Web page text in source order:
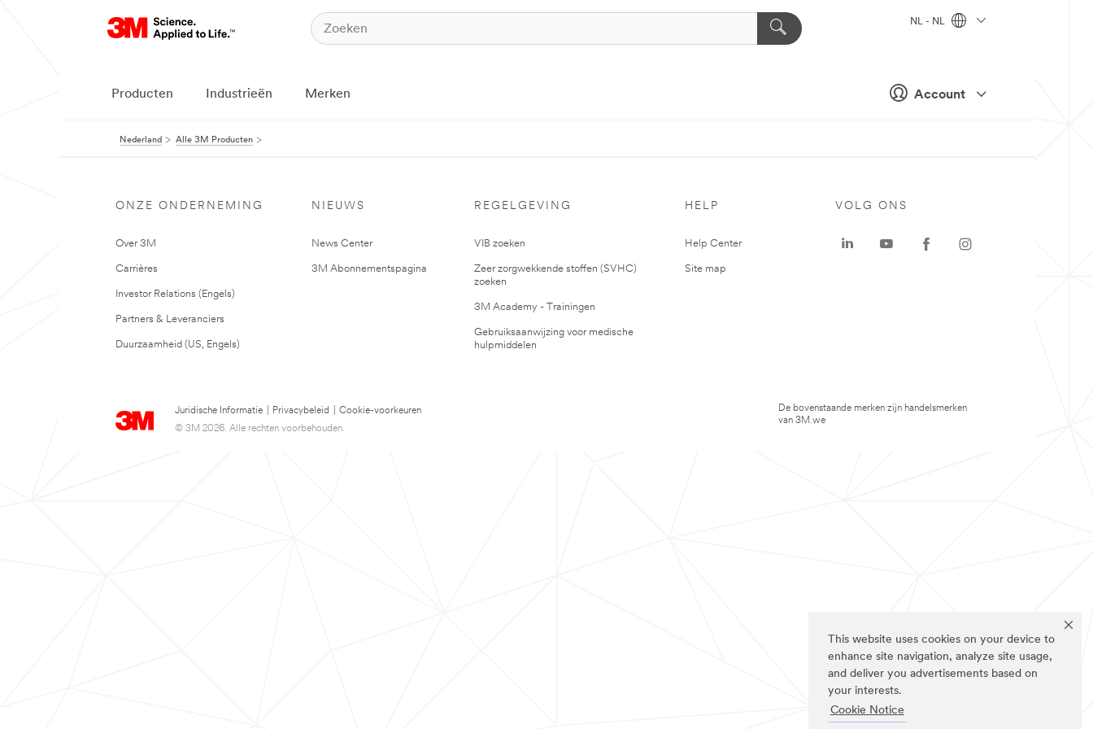
This website uses cookies on your device to
enhance site navigation, analyze site usage,
and deliver you advertisements based on
your interests.
Cookie Notice
Account
NL - NL
Producten Industrieën Merken
Nederland Alle 3M Producten
ONZE ONDERNEMING
Over 3M
Carrières
Investor Relations (Engels)
Partners & Leveranciers
Duurzaamheid (US, Engels)
NIEUWS
News Center
3M Abonnementspagina
REGELGEVING
VIB zoeken
Zeer zorgwekkende stoffen (SVHC)
zoeken
3M Academy - Trainingen
Gebruiksaanwijzing voor medische
hulpmiddelen
HELP
Help Center
Site map
Juridische Informatie Privacybeleid
Cookie-voorkeuren
© 3M 2026. Alle rechten voorbehouden.
VOLG ONS
De bovenstaande merken zijn handelsmerken
van 3M.we